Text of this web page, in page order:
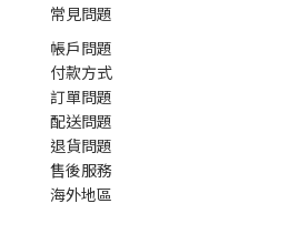
常見問題
帳戶問題
付款方式
訂單問題
配送問題
退貨問題
售後服務
海外地區